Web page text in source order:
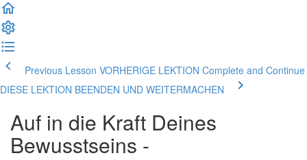
Previous Lesson VORHERIGE LEKTION Complete and Continue
DIESE LEKTION BEENDEN UND WEITERMACHEN
Auf in die Kraft Deines
Bewusstseins -